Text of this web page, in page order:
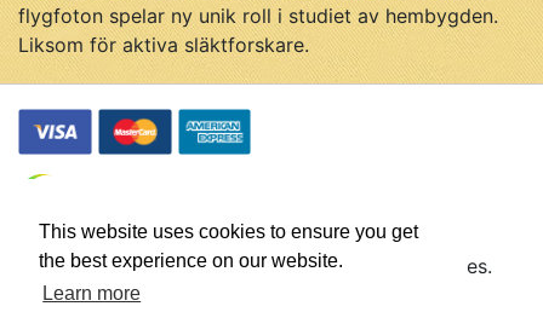
This website uses cookies to ensure you get
the best experience on our website.
Learn more
flygfoton spelar ny unik roll i studiet av hembygden.
Liksom för aktiva släktforskare.
© Flygfotohistoria, samtliga rättigheter förbehålles.
Företaget Flygfotohistoria drivs av